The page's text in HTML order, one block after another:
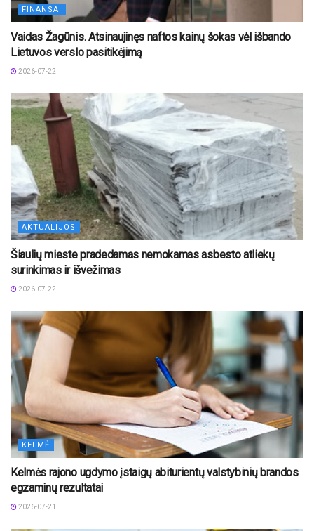
FINANSAI
Vaidas Žagūnis. Atsinaujinęs naftos kainų šokas vėl išbando
Lietuvos verslo pasitikėjimą
2026-07-22
AKTUALIJOS
Šiaulių mieste pradedamas nemokamas asbesto atliekų
surinkimas ir išvežimas
2026-07-22
KELMĖ
Kelmės rajono ugdymo įstaigų abiturientų valstybinių brandos
egzaminų rezultatai
2026-07-21